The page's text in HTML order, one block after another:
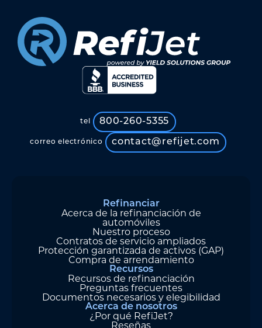
tel 800-260-5355
correo electrónico contact@refijet.com
Refinanciar
Acerca de la refinanciación de
automóviles
Nuestro proceso
Contratos de servicio ampliados
Protección garantizada de activos (GAP)
Compra de arrendamiento
Recursos
Recursos de refinanciación
Preguntas frecuentes
Documentos necesarios y elegibilidad
Acerca de nosotros
¿Por qué RefiJet?
Reseñas